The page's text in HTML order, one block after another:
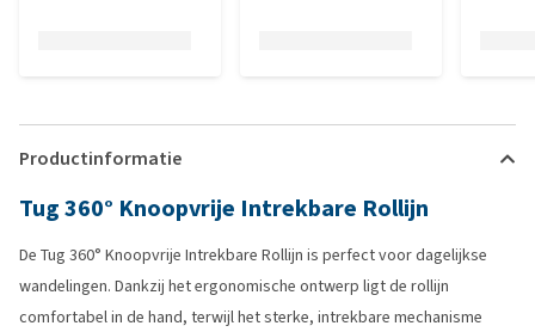
Productinformatie
Tug 360° Knoopvrije Intrekbare Rollijn
De Tug 360° Knoopvrije Intrekbare Rollijn is perfect voor dagelijkse
wandelingen. Dankzij het ergonomische ontwerp ligt de rollijn
comfortabel in de hand, terwijl het sterke, intrekbare mechanisme